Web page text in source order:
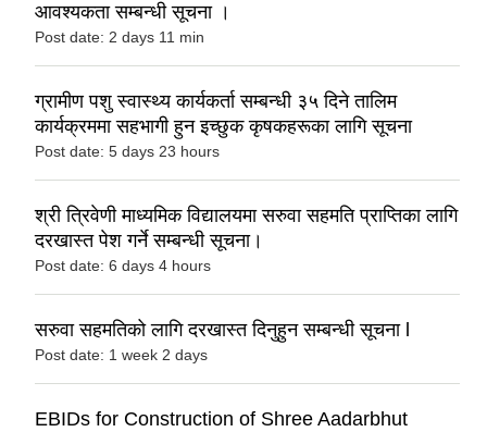
आवश्यकता सम्बन्धी सूचना ।
Post date: 2 days 11 min
ग्रामीण पशु स्वास्थ्य कार्यकर्ता सम्बन्धी ३५ दिने तालिम
कार्यक्रममा सहभागी हुन इच्छुक कृषकहरूका लागि सूचना
Post date: 5 days 23 hours
श्री त्रिवेणी माध्यमिक विद्यालयमा सरुवा सहमति प्राप्तिका लागि
दरखास्त पेश गर्ने सम्बन्धी सूचना।
Post date: 6 days 4 hours
सरुवा सहमतिको लागि दरखास्त दिनुहुन सम्बन्धी सूचना l
Post date: 1 week 2 days
EBIDs for Construction of Shree Aadarbhut